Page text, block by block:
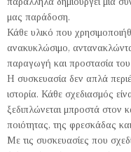
μας παράδοση.
Κάθε υλικό που
ανακυκλώσιμο,
παραγωγή και προστασία του
Η συσκευασία δεν απλά
ιστορία. Κάθε σχεδιασμός
ξεδιπλώνεται μπροστά στον
ποιότητας, της φρεσκάδας
Με τις συσκευασίες που